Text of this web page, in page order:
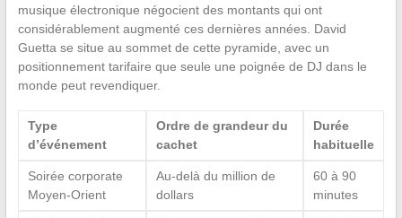
musique électronique négocient des montants qui ont
considérablement augmenté ces dernières années. David
Guetta se situe au sommet de cette pyramide, avec un
positionnement tarifaire que seule une poignée de DJ dans le
monde peut revendiquer.
Type
d’événement
Ordre de grandeur du
cachet
Durée
habituelle
Soirée corporate
Moyen-Orient
Au-delà du million de
dollars
60 à 90
minutes